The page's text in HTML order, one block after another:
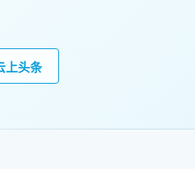
上头条